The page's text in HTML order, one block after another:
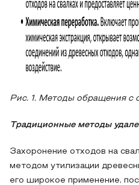
Рис. 1. Методы обращения с
Традиционные методы
Захоронение отходов на
методом утилизации
его широкое применение,